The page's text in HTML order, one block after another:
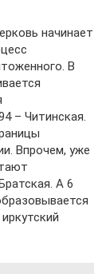
начинает
В
– Читинская.
Впрочем, уже
А 6